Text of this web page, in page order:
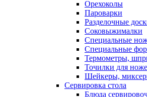
Орехоколы
Пароварки
Разделочные
Соковыжималки
Специальные
Специальные
Термометры,
Точилки для
Шейкеры,
Сервировка стола
Блюда